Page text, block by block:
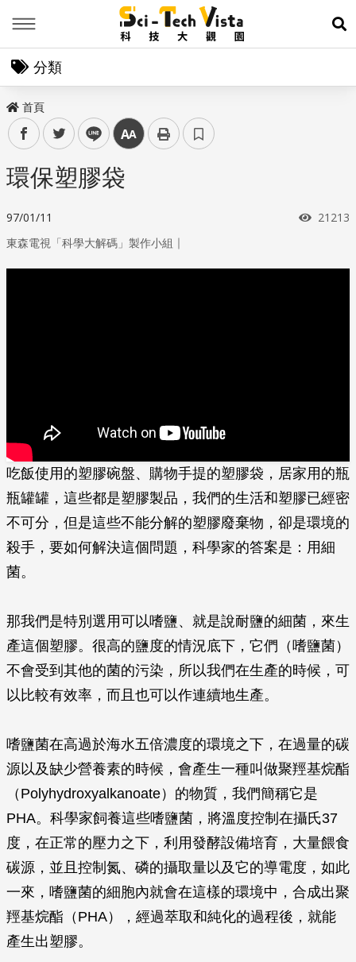
展
分類
首頁
facebooktwitter line 中
環保塑膠袋
97/01/11 瀏覽次
21213
東森電視「科學大解碼」製作小組 ｜
吃飯使用的塑膠碗盤、購物手提的塑膠袋，居家用的瓶
瓶罐罐，這些都是塑膠製品，我們的生活和塑膠已經密
不可分，但是這些不能分解的塑膠廢棄物，卻是環境的
殺手，要如何解決這個問題，科學家的答案是：用細
菌。
那我們是特別選用可以嗜鹽、就是說耐鹽的細菌，來生
產這個塑膠。很高的鹽度的情況底下，它們（嗜鹽菌）
不會受到其他的菌的污染，所以我們在生產的時候，可
以比較有效率，而且也可以作連續地生產。
嗜鹽菌在高過於海水五倍濃度的環境之下，在過量的碳
源以及缺少營養素的時候，會產生一種叫做聚羥基烷酯
（Polyhydroxyalkanoate）的物質，我們簡稱它是
PHA。科學家飼養這些嗜鹽菌，將溫度控制在攝氏37
度，在正常的壓力之下，利用發酵設備培育，大量餵食
碳源，並且控制氮、磷的攝取量以及它的導電度，如此
一來，嗜鹽菌的細胞內就會在這樣的環境中，合成出聚
羥基烷酯（PHA），經過萃取和純化的過程後，就能
產生出塑膠。